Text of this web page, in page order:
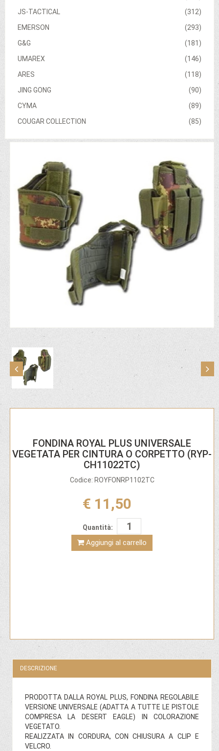
(312)
JS-TACTICAL
(293)
EMERSON
(181)
G&G
(146)
UMAREX
(118)
ARES
(90)
JING GONG
(89)
CYMA
(85)
COUGAR COLLECTION
FONDINA ROYAL PLUS UNIVERSALE
VEGETATA PER CINTURA O CORPETTO (RYP-
CH11022TC)
Codice: ROYFONRP1102TC
€ 11,50
Quantità:
Aggiungi al carrello
DESCRIZIONE
PRODOTTA DALLA ROYAL PLUS, FONDINA REGOLABILE
VERSIONE UNIVERSALE (ADATTA A TUTTE LE PISTOLE
COMPRESA LA DESERT EAGLE) IN COLORAZIONE
VEGETATO.
REALIZZATA IN CORDURA, CON CHIUSURA A CLIP E
VELCRO.